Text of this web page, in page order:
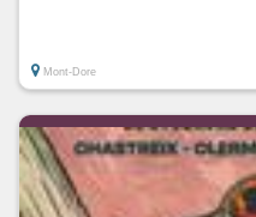
Mont-Dore